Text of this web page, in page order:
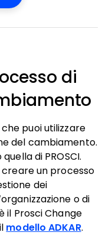
di
puoi utilizzare
del cambiamento.
di PROSCI.
creare un processo
dei
o di
il Prosci Change
modello ADKAR.